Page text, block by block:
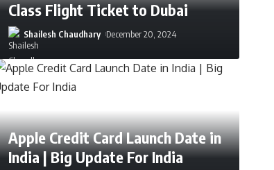
Class Flight Ticket to Dubai
Shailesh Chaudhary December 20, 2024
Apple Credit Card Launch Date in
India | Big Update For India